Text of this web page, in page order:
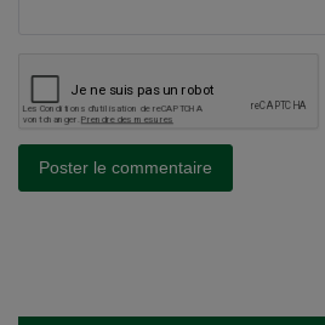
Poster le commentaire